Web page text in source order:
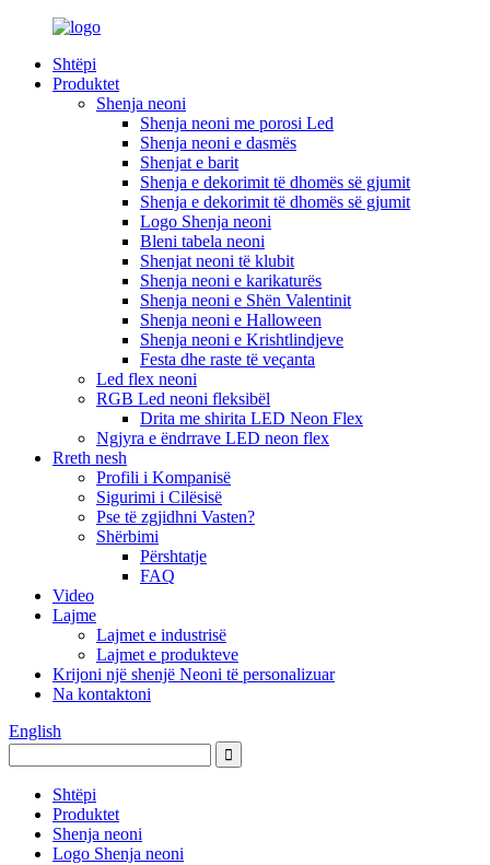
Shtëpi
Produktet
Shenja neoni
Shenja neoni me porosi Led
Shenja neoni e dasmës
Shenjat e barit
Shenja e dekorimit të dhomës së gjumit
Shenja e dekorimit të dhomës së gjumit
Logo Shenja neoni
Bleni tabela neoni
Shenjat neoni të klubit
Shenja neoni e karikaturës
Shenja neoni e Shën Valentinit
Shenja neoni e Halloween
Shenja neoni e Krishtlindjeve
Festa dhe raste të veçanta
Led flex neoni
RGB Led neoni fleksibël
Drita me shirita LED Neon Flex
Ngjyra e ëndrrave LED neon flex
Rreth nesh
Profili i Kompanisë
Sigurimi i Cilësisë
Pse të zgjidhni Vasten?
Shërbimi
Përshtatje
FAQ
Video
Lajme
Lajmet e industrisë
Lajmet e produkteve
Krijoni një shenjë Neoni të personalizuar
Na kontaktoni
English
Shtëpi
Produktet
Shenja neoni
Logo Shenja neoni